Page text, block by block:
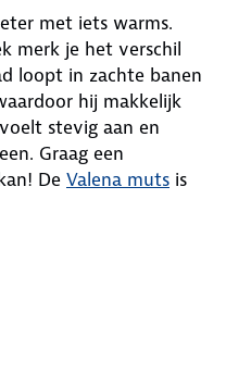
met iets warms.
merk je het verschil
loopt in zachte banen
hij makkelijk
stevig aan en
Graag een
De Valena muts is